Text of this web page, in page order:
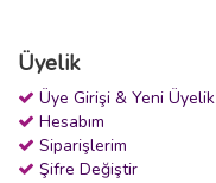
Üyelik
Üye Girişi & Yeni Üyelik
Hesabım
Siparişlerim
Şifre Değiştir